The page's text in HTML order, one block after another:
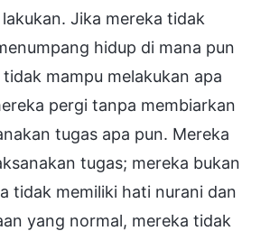
Jika mereka tidak
hidup di mana pun
mampu melakukan apa
pergi tanpa membiarkan
tugas apa pun. Mereka
tugas; mereka bukan
tidak memiliki hati nurani dan
yang normal, mereka tidak